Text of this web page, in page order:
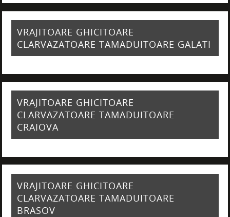
VRAJITOARE GHICITOARE
CLARVAZATOARE TAMADUITOARE GALATI
VRAJITOARE GHICITOARE
CLARVAZATOARE TAMADUITOARE
CRAIOVA
VRAJITOARE GHICITOARE
CLARVAZATOARE TAMADUITOARE
BRASOV